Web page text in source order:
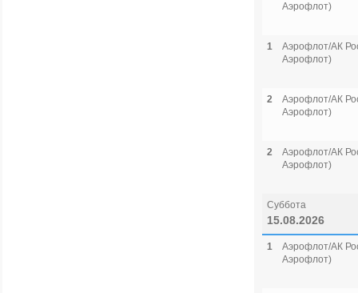
Аэрофлот)
1
Аэрофлот/АК
Аэрофлот)
2
Аэрофлот/АК
Аэрофлот)
2
Аэрофлот/АК
Аэрофлот)
Суббота
15.08.2026
1
Аэрофлот/АК
Аэрофлот)